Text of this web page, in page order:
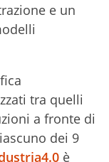
e un
tra quelli
a fronte di
dei 9
è